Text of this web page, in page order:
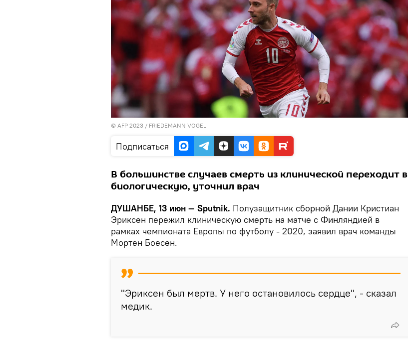
© AFP 2023 / FRIEDEMANN VOGEL
Подписаться
В большинстве случаев смерть из клинической переходит в
биологическую, уточнил врач
ДУШАНБЕ, 13 июн — Sputnik. Полузащитник сборной Дании Кристиан
Эриксен пережил клиническую смерть на матче с Финляндией в
рамках чемпионата Европы по футболу - 2020, заявил врач команды
Мортен Боесен.
"Эриксен был мертв. У него остановилось сердце", - сказал
медик.